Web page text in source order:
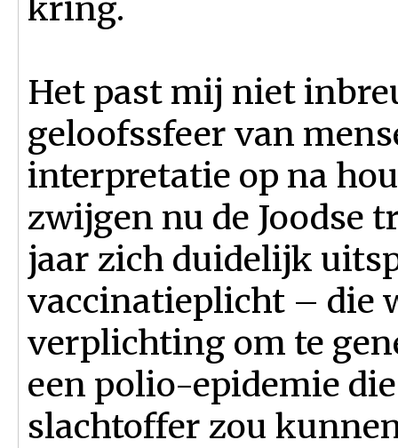
kring.
Het past mij niet
geloofssfeer van
interpretatie op na
zwijgen nu de Joodse
jaar zich duidelijk
vaccinatieplicht – die
verplichting om te
een polio-epidemie
slachtoffer zou